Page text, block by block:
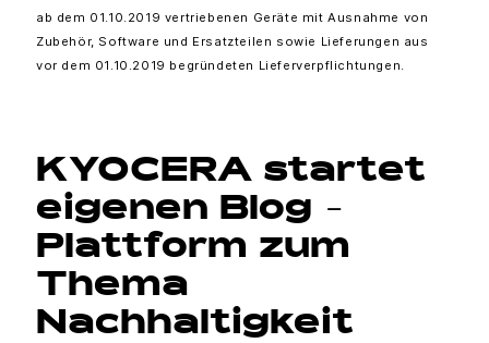
ab dem 01.10.2019 vertriebenen Geräte mit Ausnahme von
Zubehör, Software und Ersatzteilen sowie Lieferungen aus
vor dem 01.10.2019 begründeten Lieferverpflichtungen.
KYOCERA startet
eigenen Blog -
Plattform zum
Thema
Nachhaltigkeit